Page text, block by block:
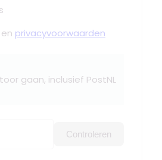
en privacyvoorwaarden
gaan, inclusief PostNL
Controleren